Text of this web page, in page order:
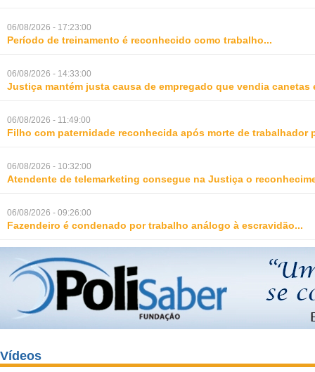
06/08/2026 - 17:23:00
Período de treinamento é reconhecido como trabalho...
06/08/2026 - 14:33:00
Justiça mantém justa causa de empregado que vendia canetas
06/08/2026 - 11:49:00
Filho com paternidade reconhecida após morte de trabalhador
06/08/2026 - 10:32:00
Atendente de telemarketing consegue na Justiça o
06/08/2026 - 09:26:00
Fazendeiro é condenado por trabalho análogo à escravidão...
Vídeos